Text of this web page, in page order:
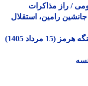
/ راز مذاکرات
رامین، استقلال